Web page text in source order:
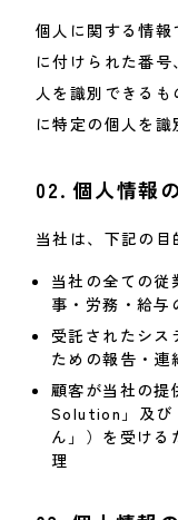
個人に関する情
に付けられた番
人を識別できる
に特定の個人を識
02. 個人情報
当社は、下記の目
当社の全ての従
事・労務・給与
受託されたシス
ための報告・連
顧客が当社の提
Solution」及び
ん」）を受ける
理